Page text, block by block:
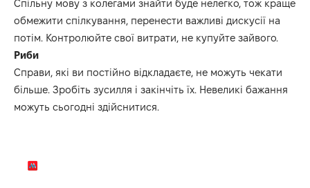
Спільну мову з колегами знайти буде нелегко, тож краще
обмежити спілкування, перенести важливі дискусії на
потім. Контролюйте свої витрати, не купуйте зайвого.
Риби
Справи, які ви постійно відкладаєте, не можуть чекати
більше. Зробіть зусилля і закінчіть їх. Невеликі бажання
можуть сьогодні здійснитися.